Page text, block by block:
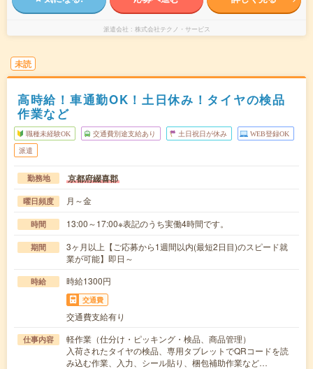
派遣会社 株式会社テクノ・サービス
未読
高時給！車通勤OK！土日休み！タイヤの検品
作業など
職種未経験OK 交通費別途支給あり 土日祝日が休み WEB登録OK
派遣
勤務地 京都府綴喜郡
曜日頻度 月～金
時間 13:00～17:00※表記のうち実働4時間です。
期間
3ヶ月以上【ご応募から1週間以内(最短2日目)のスピード就
業が可能】即日～
時給 時給1300円
交通費
交通費支給有り
仕事内容
軽作業（仕分け・ピッキング・検品、商品管理）
入荷されたタイヤの検品、専用タブレットでQRコードを読
み込む作業、入力、シール貼り、梱包補助作業など…